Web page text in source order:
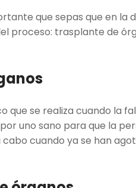
que sepas que en la
proceso: trasplante de
que se realiza cuando la
uno sano para que la
cuando ya se han